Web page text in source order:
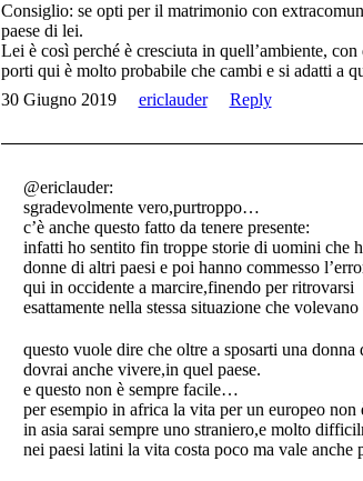
Consiglio: se opti per il matrimonio con
paese di lei.
Lei è così perché è cresciuta in quell’ambiente,
porti qui è molto probabile che cambi e si adatti a
30 Giugno 2019
ericlauder Reply
@ericlauder:
sgradevolmente vero,purtroppo…
c’è anche questo fatto da tenere presente:
infatti ho sentito fin troppe storie di uomini che
donne di altri paesi e poi hanno commesso
qui in occidente a marcire,finendo per ritrovarsi
esattamente nella stessa situazione che volevano
questo vuole dire che oltre a sposarti una
dovrai anche vivere,in quel paese.
e questo non è sempre facile…
per esempio in africa la vita per un europeo non
in asia sarai sempre uno straniero,e molto
nei paesi latini la vita costa poco ma vale anche